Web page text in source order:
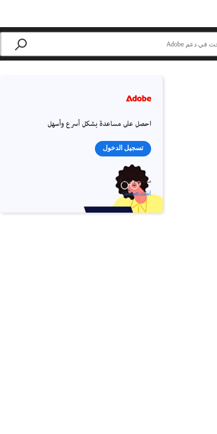
احصل على مساعدة بشكل أسرع وأسهل
تسجيل الدخول
مستخدم جديد؟
إنشاء حساب ›